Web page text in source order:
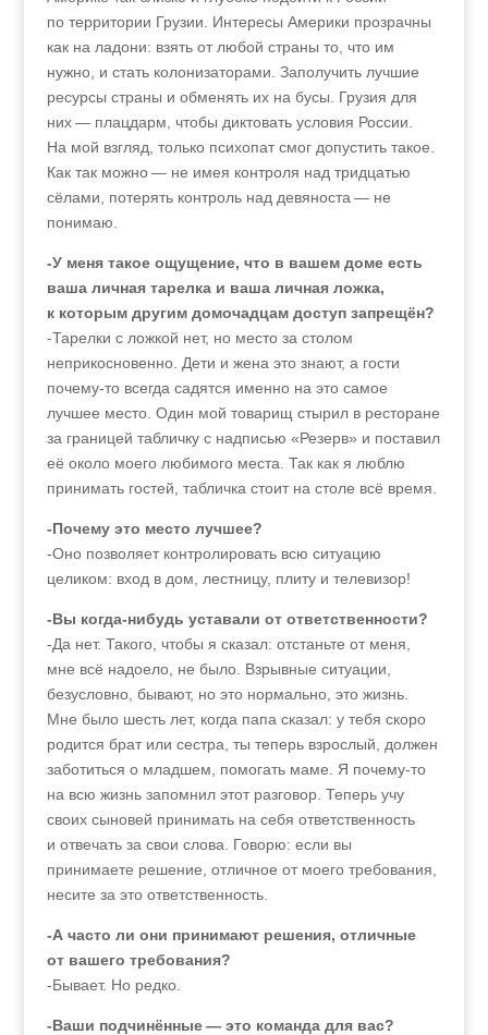
по территории Грузии. Интересы Америки прозрачны
как на ладони: взять от любой страны то, что им
нужно, и стать колонизаторами. Заполучить лучшие
ресурсы страны и обменять их на бусы. Грузия для
них — плацдарм, чтобы диктовать условия России.
На мой взгляд, только психопат смог допустить такое.
Как так можно — не имея контроля над тридцатью
сёлами, потерять контроль над девяноста — не
понимаю.
-У меня такое ощущение, что в вашем доме есть
ваша личная тарелка и ваша личная ложка,
к которым другим домочадцам доступ запрещён?
-Тарелки с ложкой нет, но место за столом
неприкосновенно. Дети и жена это знают, а гости
почему-то всегда садятся именно на это самое
лучшее место. Один мой товарищ стырил в ресторане
за границей табличку с надписью «Резерв» и поставил
её около моего любимого места. Так как я люблю
принимать гостей, табличка стоит на столе всё время.
-Почему это место лучшее?
-Оно позволяет контролировать всю ситуацию
целиком: вход в дом, лестницу, плиту и телевизор!
-Вы когда-нибудь уставали от ответственности?
-Да нет. Такого, чтобы я сказал: отстаньте от меня,
мне всё надоело, не было. Взрывные ситуации,
безусловно, бывают, но это нормально, это жизнь.
Мне было шесть лет, когда папа сказал: у тебя скоро
родится брат или сестра, ты теперь взрослый, должен
заботиться о младшем, помогать маме. Я почему-то
на всю жизнь запомнил этот разговор. Теперь учу
своих сыновей принимать на себя ответственность
и отвечать за свои слова. Говорю: если вы
принимаете решение, отличное от моего требования,
несите за это ответственность.
-А часто ли они принимают решения, отличные
от вашего требования?
-Бывает. Но редко.
-Ваши подчинённые — это команда для вас?